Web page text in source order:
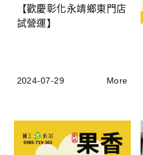
【歡慶彰化永靖鄉東門店
試營運】
2024-07-29 More